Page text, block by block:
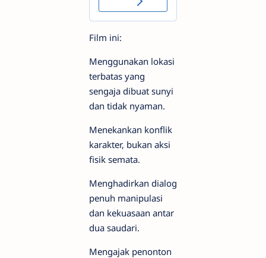
Film ini:
Menggunakan lokasi
terbatas yang
sengaja dibuat sunyi
dan tidak nyaman.
Menekankan konflik
karakter, bukan aksi
fisik semata.
Menghadirkan dialog
penuh manipulasi
dan kekuasaan antar
dua saudari.
Mengajak penonton